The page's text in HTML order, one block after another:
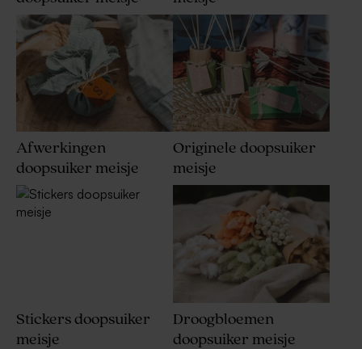
Afwerkingen
doopsuiker meisje
Originele doopsuiker
meisje
Stickers doopsuiker
meisje
Droogbloemen
doopsuiker meisje